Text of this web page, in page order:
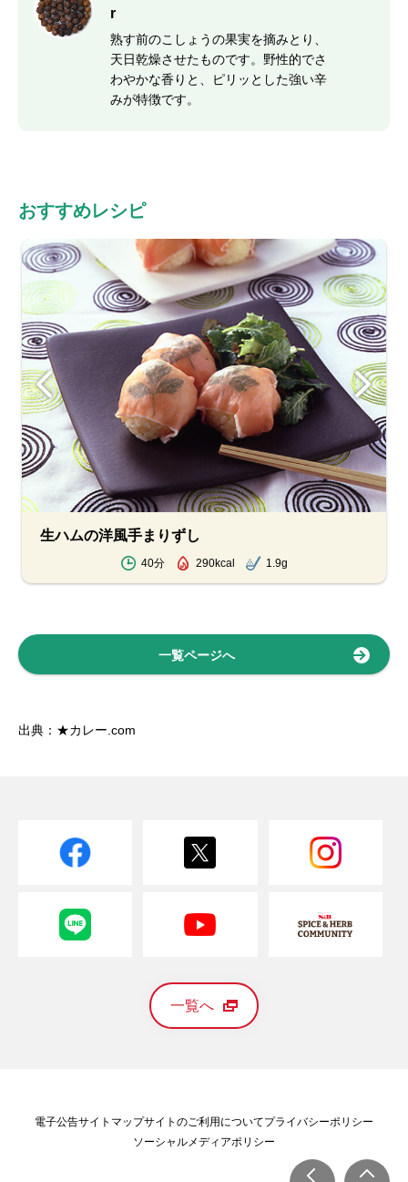
r
熟す前のこしょうの果実を摘みとり、
天日乾燥させたものです。野性的でさ
わやかな香りと、ピリッとした強い辛
みが特徴です。
おすすめレシピ
生ハムの洋風手まりずし
40分 290kcal 1.9g
一覧ページへ
出典：★カレー.com
一覧へ
電子公告サイトマップサイトのご利用についてプライバシーポリシー
ソーシャルメディアポリシー